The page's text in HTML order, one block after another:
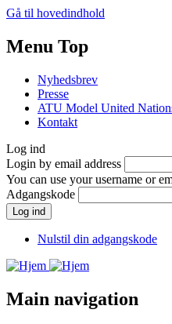
Gå til hovedindhold
Menu Top
Nyhedsbrev
Presse
ATU Model United
Kontakt
Log ind
Login by email address
You can use your username or
Adgangskode
Nulstil din adgangskode
Main navigation